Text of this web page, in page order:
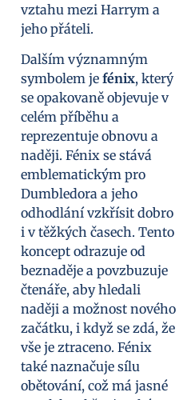
vztahu mezi Harrym a
jeho přáteli.
Dalším významným
symbolem je fénix, který
se opakovaně objevuje v
celém příběhu a
reprezentuje obnovu a
naději. Fénix se stává
emblematickým pro
Dumbledora a jeho
odhodlání vzkřísit dobro
i v těžkých časech. Tento
koncept odrazuje od
beznaděje a povzbuzuje
čtenáře, aby hledali
naději a možnost nového
začátku, i když se zdá, že
vše je ztraceno. Fénix
také naznačuje sílu
obětování, což má jasné